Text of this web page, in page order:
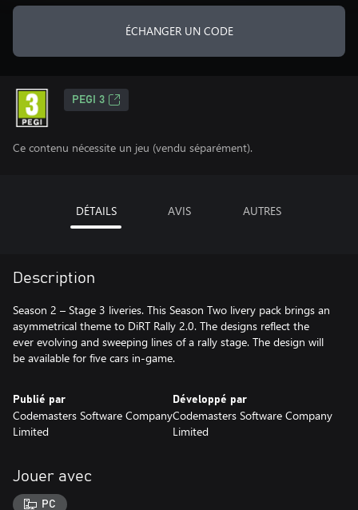
ÉCHANGER UN CODE
PEGI 3
Ce contenu nécessite un jeu (vendu séparément).
DÉTAILS AVIS AUTRES
Description
Season 2 – Stage 3 liveries. This Season Two livery pack brings an
asymmetrical theme to DiRT Rally 2.0. The designs reflect the
ever evolving and sweeping lines of a rally stage. The design will
be available for five cars in-game.
Publié par
Codemasters Software Company
Limited
Développé par
Codemasters Software Company
Limited
Jouer avec
PC